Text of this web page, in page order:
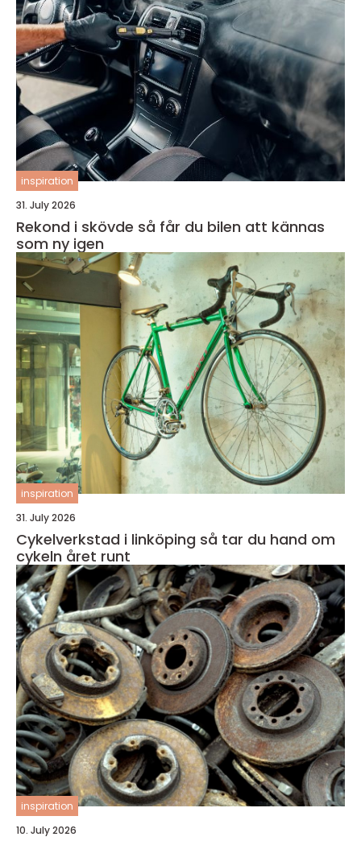
inspiration
31. July 2026
Rekond i skövde så får du bilen att kännas
som ny igen
inspiration
31. July 2026
Cykelverkstad i linköping så tar du hand om
cykeln året runt
inspiration
10. July 2026